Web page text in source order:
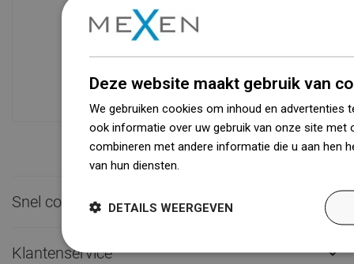
Beschikbaarheid van goederen
Een modern logistiek centrum met een
dan 1500.000 beschikbare producten!
Snel contact 
Klantenservice 
Deze website maakt gebruik van
We gebruiken cookies om inhoud en advertenties
ook informatie over uw gebruik van onze site met
combineren met andere informatie die u aan hen
van hun diensten.
DETAILS WEERGEVEN